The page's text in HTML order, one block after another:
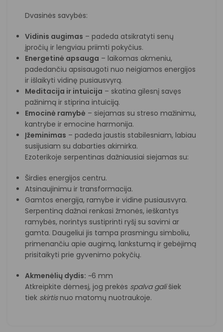
Dvasinės savybės:
Vidinis augimas – padeda atsikratyti senų
įpročių ir lengviau priimti pokyčius.
Energetinė apsauga – laikomas akmeniu,
padedančiu apsisaugoti nuo neigiamos energijos
ir išlaikyti vidinę pusiausvyrą.
Meditacija ir intuicija – skatina gilesnį savęs
pažinimą ir stiprina intuiciją.
Emocinė ramybė – siejamas su streso mažinimu,
kantrybe ir emocine harmonija.
Įžeminimas – padeda jaustis stabilesniam, labiau
susijusiam su dabarties akimirka.
Ezoterikoje serpentinas dažniausiai siejamas su:
Širdies energijos centru.
Atsinaujinimu ir transformacija.
Gamtos energija, ramybe ir vidine pusiausvyra.
Serpentiną dažnai renkasi žmonės, ieškantys
ramybės, norintys sustiprinti ryšį su savimi ar
gamta. Daugeliui jis tampa prasmingu simboliu,
primenančiu apie augimą, lankstumą ir gebėjimą
prisitaikyti prie gyvenimo pokyčių.
Akmenėlių dydis: ~6 mm
Atkreipkite dėmesį, jog prekės spalva gališiek
tiek skirtisnuo matomų nuotraukoje.